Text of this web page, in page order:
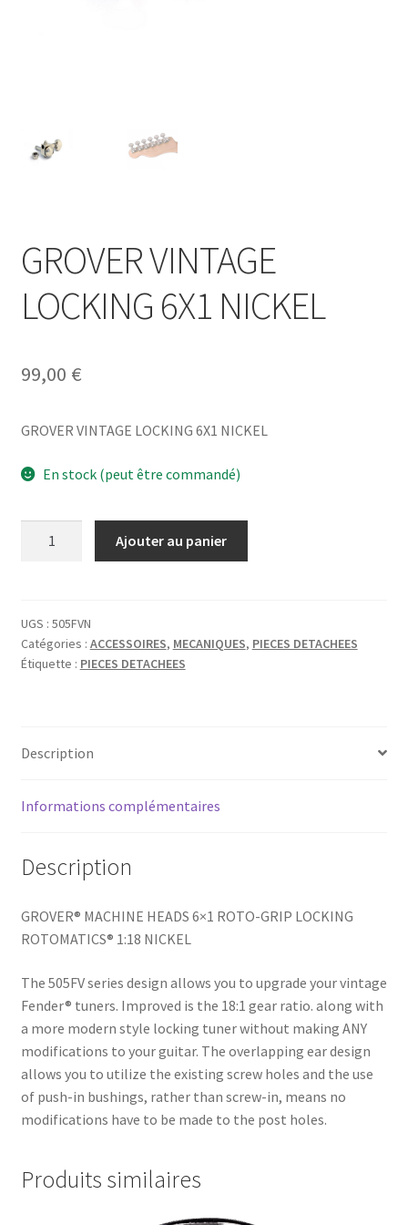
GROVER VINTAGE
LOCKING 6X1 NICKEL
99,00 €
GROVER VINTAGE LOCKING 6X1 NICKEL
En stock (peut être commandé)
LOCKING
6X1
NICKEL
Ajouter au panier
UGS : 505FVN
Catégories : ACCESSOIRES, MECANIQUES, PIECES DETACHEES
Étiquette : PIECES DETACHEES
Description
Informations complémentaires
Description
GROVER® MACHINE HEADS 6×1 ROTO-GRIP LOCKING
ROTOMATICS® 1:18 NICKEL
The 505FV series design allows you to upgrade your vintage
Fender® tuners. Improved is the 18:1 gear ratio. along with
a more modern style locking tuner without making ANY
modifications to your guitar. The overlapping ear design
allows you to utilize the existing screw holes and the use
of push-in bushings, rather than screw-in, means no
modifications have to be made to the post holes.
Produits similaires